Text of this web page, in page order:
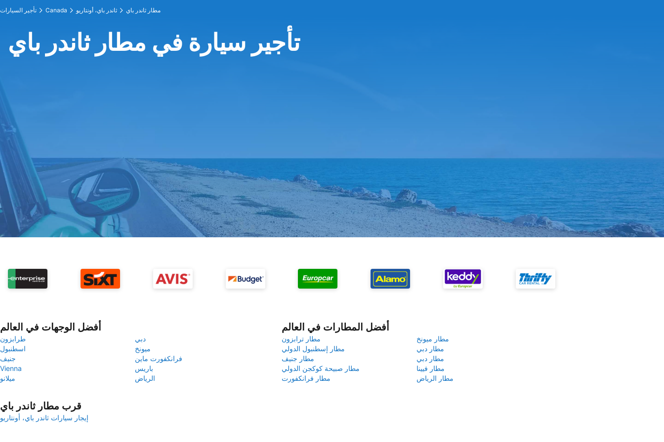
تأجير السيارات Canada ثاندر باي، أونتاريو مطار ثاندر باي
تأجير سيارة في مطار ثاندر باي
أفضل الوجهات في العالم
طرابزون
دبي
اسطنبول
ميونخ
جنيف
فرانكفورت ماين
Vienna
باريس
ميلانو
الرياض
أفضل المطارات في العالم
مطار ترابزون
مطار ميونخ
مطار إسطنبول الدولي
مطار دبي
مطار جنيف
مطار دبي
مطار صبيحة كوكجن الدولي
مطار فيينا
مطار فرانكفورت
مطار الرياض
قرب مطار ثاندر باي
إيجار سيارات ثاندر باي، أونتاريو